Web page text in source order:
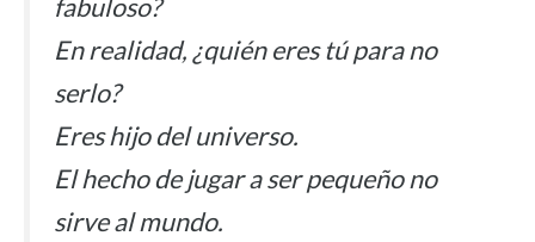
fabuloso?
En realidad, ¿quién eres tú para no
serlo?
Eres hijo del universo.
El hecho de jugar a ser pequeño no
sirve al mundo.